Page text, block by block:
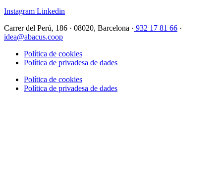
Instagram Linkedin
Carrer del Perú, 186 · 08020, Barcelona · 932 17 81 66 ·
idea@abacus.coop
Política de cookies
Política de privadesa de dades
Política de cookies
Política de privadesa de dades